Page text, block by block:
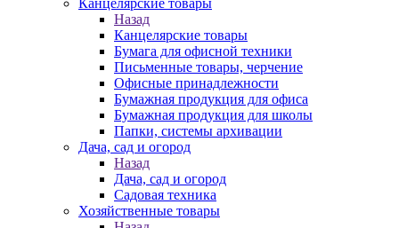
Канцелярские товары
Назад
Канцелярские товары
Бумага для офисной техники
Письменные товары, черчение
Офисные принадлежности
Бумажная продукция для офиса
Бумажная продукция для школы
Папки, системы архивации
Дача, сад и огород
Назад
Дача, сад и огород
Садовая техника
Хозяйственные товары